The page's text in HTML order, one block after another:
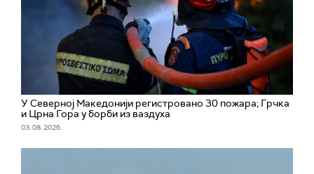
У Северној Македонији регистровано 30 пожара; Грчка
и Црна Гора у борби из ваздуха
03. 08. 2026.